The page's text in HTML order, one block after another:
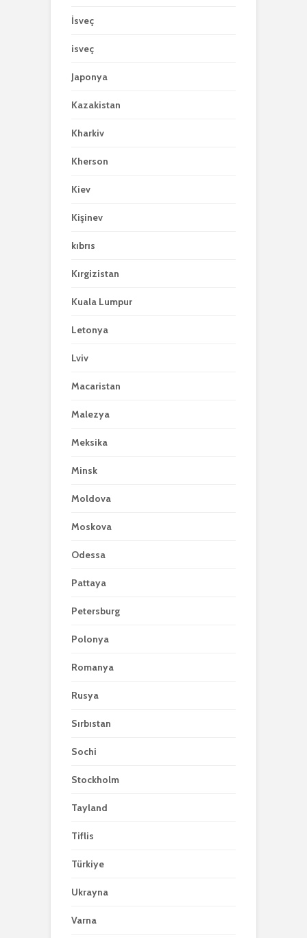
İsveç
isveç
Japonya
Kazakistan
Kharkiv
Kherson
Kiev
Kişinev
kıbrıs
Kırgizistan
Kuala Lumpur
Letonya
Lviv
Macaristan
Malezya
Meksika
Minsk
Moldova
Moskova
Odessa
Pattaya
Petersburg
Polonya
Romanya
Rusya
Sırbıstan
Sochi
Stockholm
Tayland
Tiflis
Türkiye
Ukrayna
Varna